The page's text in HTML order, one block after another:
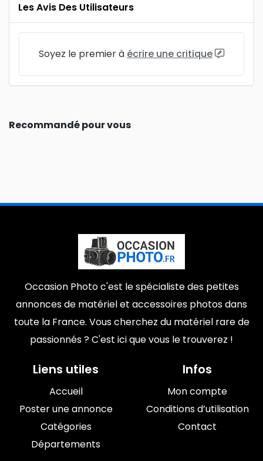
Les Avis Des Utilisateurs
Soyez le premier à écrire une critique
Recommandé pour vous
Occasion Photo c'est le spécialiste des petites
annonces de matériel et accessoires photos dans
toute la France. Vous cherchez du matériel rare de
passionnés ? C'est ici que vous le trouverez !
Liens utiles
Accueil
Poster une annonce
Catégories
Départements
Infos
Mon compte
Conditions d’utilisation
Contact